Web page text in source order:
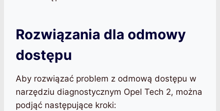
Rozwiązania dla odmowy
dostępu
Aby rozwiązać problem z odmową dostępu w
narzędziu diagnostycznym Opel Tech 2, można
podjąć następujące kroki: